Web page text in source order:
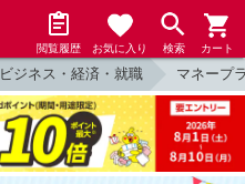
閲覧履歴 お気に入り 検索 カート
ビジネス・経済・就職 マネープ